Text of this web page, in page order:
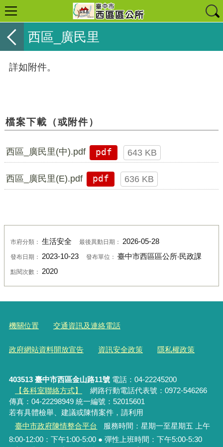
西區_廣民里
詳如附件。
檔案下載（或附件）
西區_廣民里(中).pdf pdf 643 KB
西區_廣民里(E).pdf pdf 636 KB
市府分類： 生活安全 最後異動日期： 2026-05-28
發布日期： 2023-10-23 發布單位： 臺中市西區區公所‧民政課
點閱次數： 2020
機關位置 交通資訊及連絡電話
政府網站資料開放宣告 資訊安全政策 隱私權政策
403513 臺中市西區金山路11號電話：04-22245200
【各科室聯絡方式】
網路行動電話代表號：0972-546266
傳真：04-22298949 統一編號：52015601
若有具體檢舉、建議或陳情案件，請利用
臺中市政府陳情整合平台
服務時間：星期一至星期五 上午
8:00-12:00：下午1:00-5:00 ● 彈性上班時間：下午5:00-5:30